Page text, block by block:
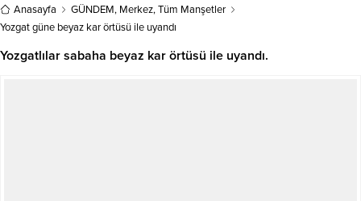
Anasayfa GÜNDEM, Merkez,Tüm Manşetler
Yozgat güne beyaz kar örtüsü ile uyandı
Yozgatlılar sabaha beyaz kar örtüsü ile uyandı.